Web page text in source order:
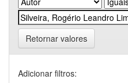
Retornar valores
Adicionar filtros: